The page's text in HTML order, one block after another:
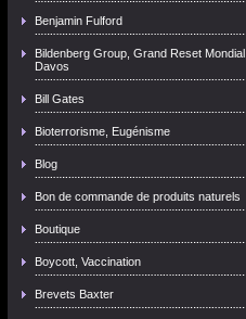
Benjamin Fulford
Bildenberg Group, Grand Reset Mondial,
Davos
Bill Gates
Bioterrorisme, Eugénisme
Blog
Bon de commande de produits naturels
Boutique
Boycott, Vaccination
Brevets Baxter